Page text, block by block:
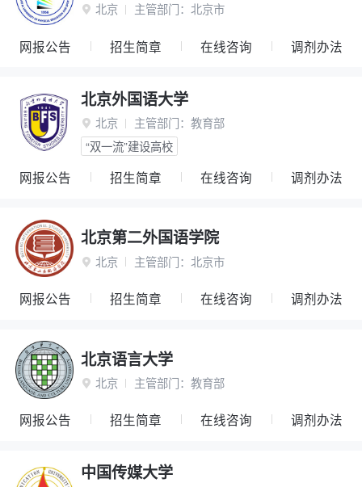
 北京 主管部门： 北京市
网报公告 招生简章 在线咨询 调剂办法
北京外国语大学
 北京 主管部门： 教育部
“双一流”建设高校
网报公告 招生简章 在线咨询 调剂办法
北京第二外国语学院
 北京 主管部门： 北京市
网报公告 招生简章 在线咨询 调剂办法
北京语言大学
 北京 主管部门： 教育部
网报公告 招生简章 在线咨询 调剂办法
中国传媒大学